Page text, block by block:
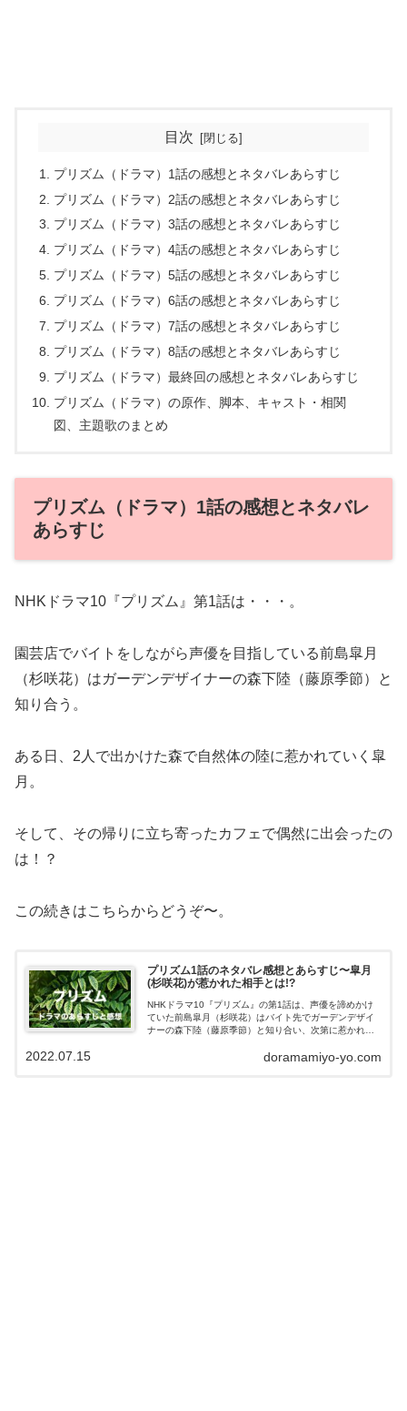
目次
プリズム（ドラマ）1話の感想とネタバレあらすじ
プリズム（ドラマ）2話の感想とネタバレあらすじ
プリズム（ドラマ）3話の感想とネタバレあらすじ
プリズム（ドラマ）4話の感想とネタバレあらすじ
プリズム（ドラマ）5話の感想とネタバレあらすじ
プリズム（ドラマ）6話の感想とネタバレあらすじ
プリズム（ドラマ）7話の感想とネタバレあらすじ
プリズム（ドラマ）8話の感想とネタバレあらすじ
プリズム（ドラマ）最終回の感想とネタバレあらすじ
プリズム（ドラマ）の原作、脚本、キャスト・相関
図、主題歌のまとめ
プリズム（ドラマ）1話の感想とネタバレ
あらすじ
NHKドラマ10『プリズム』第1話は・・・。
園芸店でバイトをしながら声優を目指している前島皐月
（杉咲花）はガーデンデザイナーの森下陸（藤原季節）と
知り合う。
ある日、2人で出かけた森で自然体の陸に惹かれていく皐
月。
そして、その帰りに立ち寄ったカフェで偶然に出会ったの
は！？
この続きはこちらからどうぞ〜。
プリズム1話のネタバレ感想とあらすじ〜皐月
(杉咲花)が惹かれた相手とは!?
NHKドラマ10『プリズム』の第1話は、声優を諦めかけ
ていた前島皐月（杉咲花）はバイト先でガーデンデザイ
ナーの森下陸（藤原季節）と知り合い、次第に惹かれて
は・・・。この記事ではドラマ『プリズム』第...
doramamiyo-yo.com
2022.07.15